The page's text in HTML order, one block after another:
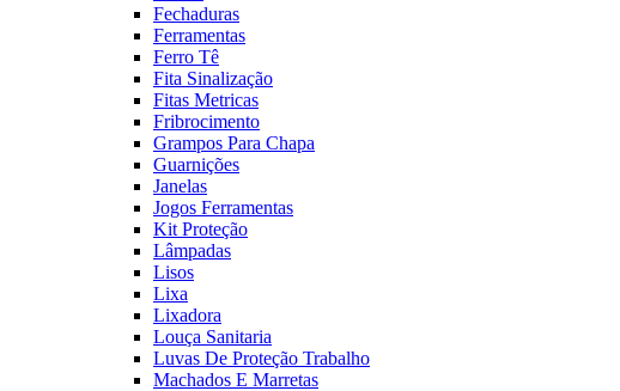
Fechaduras
Ferramentas
Ferro Tê
Fita Sinalização
Fitas Metricas
Fribrocimento
Grampos Para Chapa
Guarnições
Janelas
Jogos Ferramentas
Kit Proteção
Lâmpadas
Lisos
Lixa
Lixadora
Louça Sanitaria
Luvas De Proteção Trabalho
Machados E Marretas